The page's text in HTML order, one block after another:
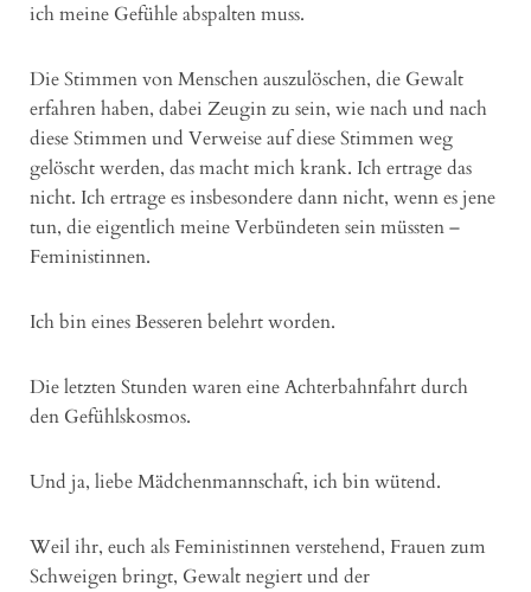
ich meine Gefühle abspalten muss.
Die Stimmen von Menschen auszulöschen, die Gewalt
erfahren haben, dabei Zeugin zu sein, wie nach und nach
diese Stimmen und Verweise auf diese Stimmen weg
gelöscht werden, das macht mich krank. Ich ertrage das
nicht. Ich ertrage es insbesondere dann nicht, wenn es jene
tun, die eigentlich meine Verbündeten sein müssten –
Feministinnen.
Ich bin eines Besseren belehrt worden.
Die letzten Stunden waren eine Achterbahnfahrt durch
den Gefühlskosmos.
Und ja, liebe Mädchenmannschaft, ich bin wütend.
Weil ihr, euch als Feministinnen verstehend, Frauen zum
Schweigen bringt, Gewalt negiert und der